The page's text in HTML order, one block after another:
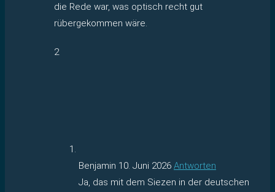
die Rede war, was optisch recht gut
rübergekommen wäre.
2
Benjamin 10. Juni 2026 Antworten
Ja, das mit dem Siezen in der deutschen